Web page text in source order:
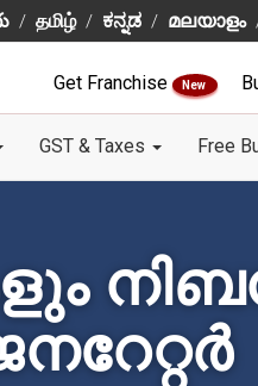
தமிழ் ಕನ್ನಡ മലയാളം
Get Franchise New
GST & Taxes Free